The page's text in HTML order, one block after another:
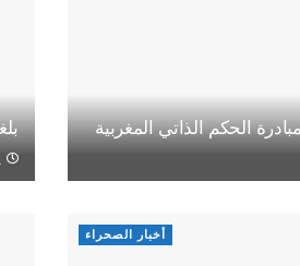
الحكم الذاتي المغربية
أخبار الصحراء